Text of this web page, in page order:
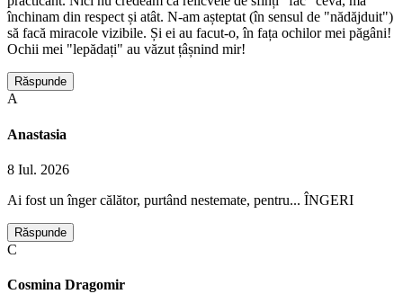
închinam din respect și atât. N-am așteptat (în sensul de "nădăjduit")
să facă miracole vizibile. Și ei au facut-o, în fața ochilor mei păgâni!
Ochii mei "lepădați" au văzut țâșnind mir!
Răspunde
A
Anastasia
8 Iul. 2026
Ai fost un înger călător, purtând nestemate, pentru... ÎNGERI
Răspunde
C
Cosmina Dragomir